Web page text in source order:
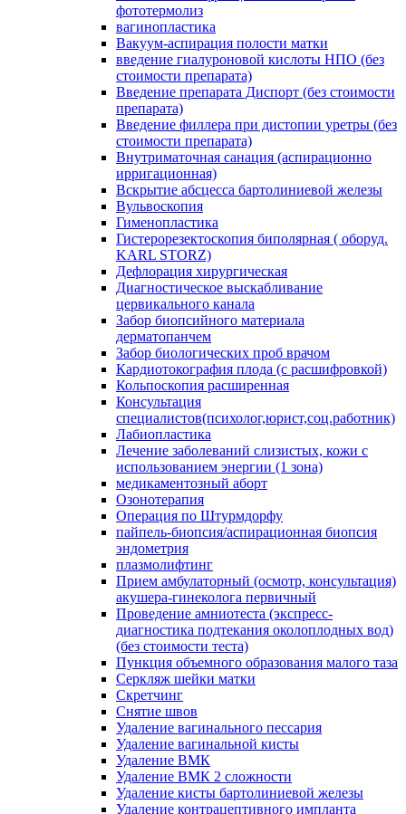
фототермолиз
вагинопластика
Вакуум-аспирация полости матки
введение гиалуроновой кислоты НПО (без
стоимости препарата)
Введение препарата Диспорт (без стоимости
препарата)
Введение филлера при дистопии уретры (без
стоимости препарата)
Внутриматочная санация (аспирационно
ирригационная)
Вскрытие абсцесса бартолиниевой железы
Вульвоскопия
Гименопластика
Гистерорезектоскопия биполярная ( оборуд.
KARL STORZ)
Дефлорация хирургическая
Диагностическое выскабливание
цервикального канала
Забор биопсийного материала
дерматопанчем
Забор биологических проб врачом
Кардиотокография плода (с расшифровкой)
Кольпоскопия расширенная
Консультация
специалистов(психолог,юрист,соц.работник)
Лабиопластика
Лечение заболеваний слизистых, кожи с
использованием энергии (1 зона)
медикаментозный аборт
Озонотерапия
Операция по Штурмдорфу
пайпель-биопсия/аспирационная биопсия
эндометрия
плазмолифтинг
Прием амбулаторный (осмотр, консультация)
акушера-гинеколога первичный
Проведение амниотеста (экспресс-
диагностика подтекания околоплодных вод)
(без стоимости теста)
Пункция объемного образования малого таза
Серкляж шейки матки
Скретчинг
Снятие швов
Удаление вагинального пессария
Удаление вагинальной кисты
Удаление ВМК
Удаление ВМК 2 сложности
Удаление кисты бартолиниевой железы
Удаление контрацептивного импланта